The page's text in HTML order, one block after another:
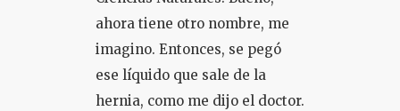
ahora tiene otro nombre, me
imagino. Entonces, se pegó
ese líquido que sale de la
hernia, como me dijo el doctor.